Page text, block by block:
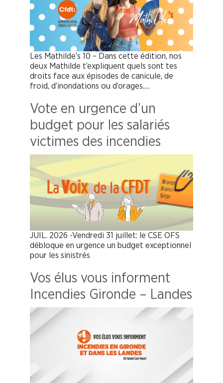
Les Mathilde’s 10 – Dans cette édition, nos
deux Mathilde t’expliquent quels sont tes
droits face aux épisodes de canicule, de
froid, d’inondations ou d’orages.…
Vote en urgence d’un
budget pour les salariés
victimes des incendies
JUIL. 2026 -Vendredi 31 juillet: le CSE OFS
débloque en urgence un budget exceptionnel
pour les sinistrés
Vos élus vous informent
Incendies Gironde – Landes